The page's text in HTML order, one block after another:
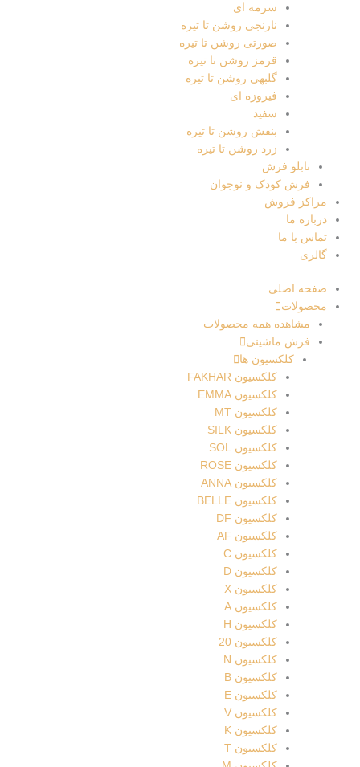
سرمه ای
نارنجی روشن تا تیره
صورتی روشن تا تیره
قرمز روشن تا تیره
گلبهی روشن تا تیره
فیروزه ای
سفید
بنفش روشن تا تیره
زرد روشن تا تیره
تابلو فرش
فرش کودک و نوجوان
مراکز فروش
درباره ما
تماس با ما
گالری
صفحه اصلی
محصولات
مشاهده همه محصولات
فرش ماشینی
کلکسیون ها
کلکسیون FAKHAR
کلکسیون EMMA
کلکسیون MT
کلکسیون SILK
کلکسیون SOL
کلکسیون ROSE
کلکسیون ANNA
کلکسیون BELLE
کلکسیون DF
کلکسیون AF
کلکسیون C
کلکسیون D
کلکسیون X
کلکسیون A
کلکسیون H
کلکسیون 20
کلکسیون N
کلکسیون B
کلکسیون E
کلکسیون V
کلکسیون K
کلکسیون T